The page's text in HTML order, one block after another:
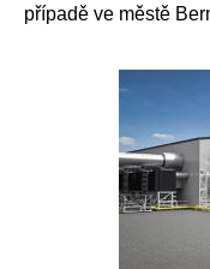
případě ve městě